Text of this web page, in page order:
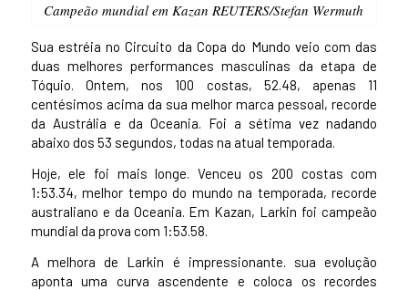
Campeão mundial em Kazan REUTERS/Stefan Wermuth
Sua estréia no Circuito da Copa do Mundo veio com das
duas melhores performances masculinas da etapa de
Tóquio. Ontem, nos 100 costas, 52.48, apenas 11
centésimos acima da sua melhor marca pessoal, recorde
da Austrália e da Oceania. Foi a sétima vez nadando
abaixo dos 53 segundos, todas na atual temporada.
Hoje, ele foi mais longe. Venceu os 200 costas com
1:53.34, melhor tempo do mundo na temporada, recorde
australiano e da Oceania. Em Kazan, Larkin foi campeão
mundial da prova com 1:53.58.
A melhora de Larkin é impressionante. sua evolução
aponta uma curva ascendente e coloca os recordes